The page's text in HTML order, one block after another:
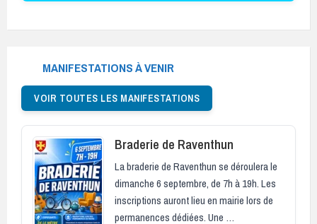
MANIFESTATIONS À VENIR
VOIR TOUTES LES MANIFESTATIONS
Braderie de Raventhun
La braderie de Raventhun se déroulera le
dimanche 6 septembre, de 7h à 19h. Les
inscriptions auront lieu en mairie lors de
permanences dédiées. Une …